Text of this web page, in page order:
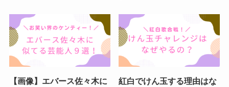
【画像】エバース佐々木に
紅白でけん玉する理由はな